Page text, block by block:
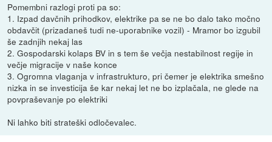
Pomembni razlogi proti pa so:
1. Izpad davčnih prihodkov, elektrike pa se ne bo dalo tako močno
obdavčit (prizadaneš tudi ne-uporabnike vozil) - Mramor bo izgubil
še zadnjih nekaj las
2. Gospodarski kolaps BV in s tem še večja nestabilnost regije in
večje migracije v naše konce
3. Ogromna vlaganja v infrastrukturo, pri čemer je elektrika smešno
nizka in se investicija še kar nekaj let ne bo izplačala, ne glede na
povpraševanje po elektriki
Ni lahko biti strateški odločevalec.